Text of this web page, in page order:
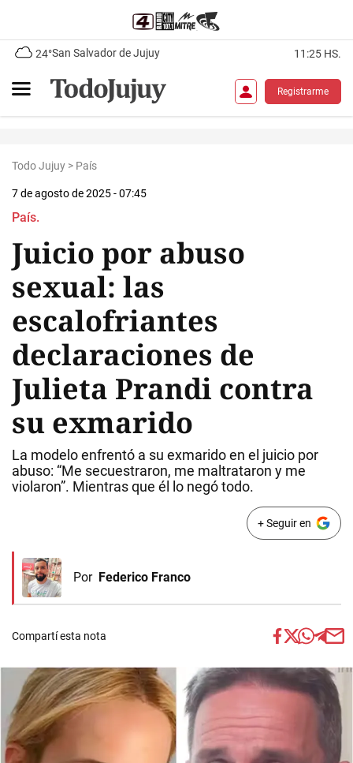
24°San Salvador de Jujuy 11:25 HS.
Registrarme
Todo Jujuy > País
7 de agosto de 2025 - 07:45
País.
Juicio por abuso
sexual: las
escalofriantes
declaraciones de
Julieta Prandi contra
su exmarido
La modelo enfrentó a su exmarido en el juicio por
abuso: “Me secuestraron, me maltrataron y me
violaron”. Mientras que él lo negó todo.
+ Seguir en
Por Federico Franco
Compartí esta nota